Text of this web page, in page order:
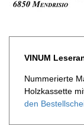
VINUM
Nummerierte
Holzkassette
den